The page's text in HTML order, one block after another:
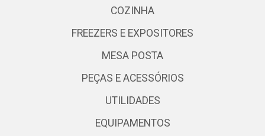
COZINHA
FREEZERS E EXPOSITORES
MESA POSTA
PEÇAS E ACESSÓRIOS
UTILIDADES
EQUIPAMENTOS